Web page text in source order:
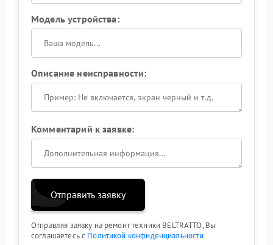
Модель устройства:
Описание неисправности:
Комментарий к заявке:
Отправить заявку
Отправляя заявку на ремонт техники BELTRATTO, Вы
соглашаетесь с Политикой конфиденциальности